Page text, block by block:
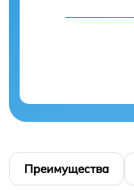
Преимущества